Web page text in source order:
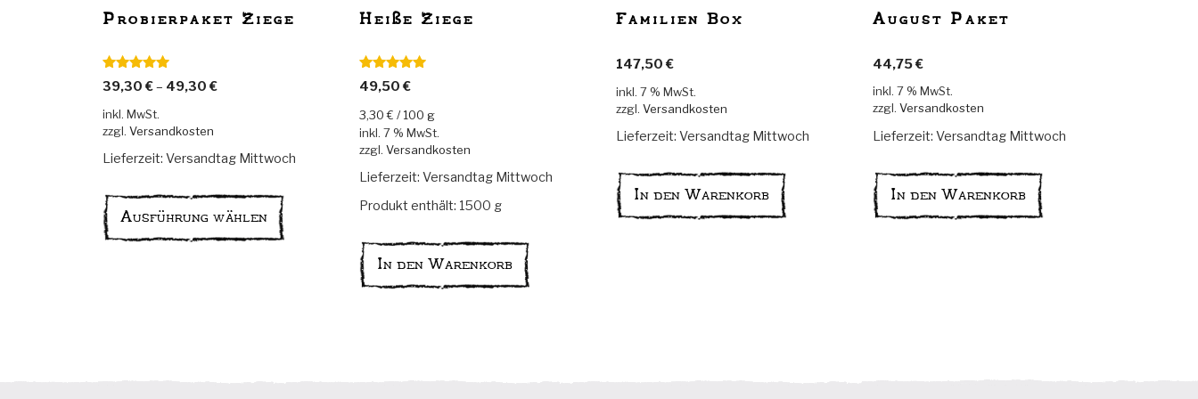
Probierpaket Ziege
Bewertet mit
5.00von 5
39,30€– 49,30€
inkl. MwSt.
zzgl.Versandkosten
Lieferzeit:Versandtag Mittwoch
Ausführung wählen
Heiße Ziege
Bewertet mit
5.00von 5
49,50€
3,30€ /100 g
inkl. 7 % MwSt.
zzgl.Versandkosten
Lieferzeit:Versandtag Mittwoch
Produkt enthält: 1500 g
In den Warenkorb
Familien Box
147,50 €
inkl. 7 % MwSt.
zzgl. Versandkosten
Lieferzeit: Versandtag Mittwoch
In den Warenkorb
August Paket
44,75€
inkl. 7 % MwSt.
zzgl. Versandkosten
Lieferzeit: Versandtag Mittwoch
In den Warenkorb